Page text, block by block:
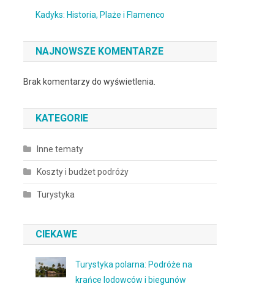
Kadyks: Historia, Plaże i Flamenco
NAJNOWSZE KOMENTARZE
Brak komentarzy do wyświetlenia.
KATEGORIE
Inne tematy
Koszty i budżet podróży
Turystyka
CIEKAWE
Turystyka polarna: Podróże na
krańce lodowców i biegunów